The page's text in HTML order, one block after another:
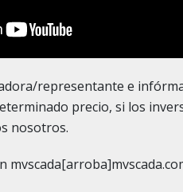
representante e
precio, si los
nosotros.